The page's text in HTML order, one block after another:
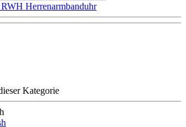
Herrenarmbanduhr
Kategorie